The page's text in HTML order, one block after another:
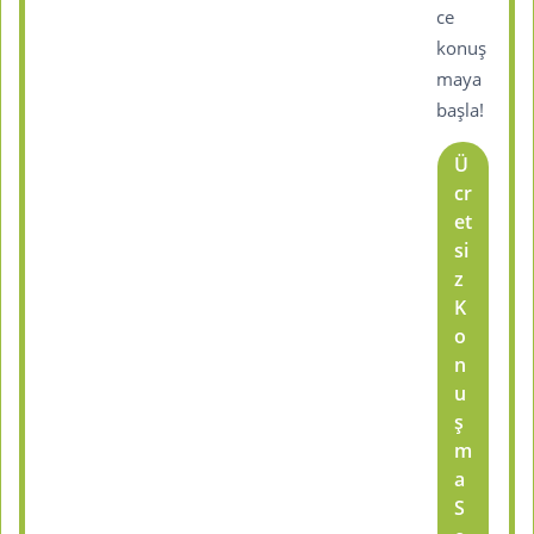
ce
konuş
maya
başla!
Ü
cr
et
si
z
K
o
n
u
ş
m
a
S